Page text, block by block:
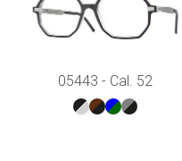
05443 - Cal. 52